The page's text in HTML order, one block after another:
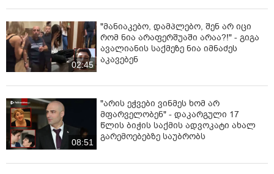
02:45
"მანიაკებო, დამპლებო, შენ არ იცი
რომ ნია არაფერშუაში არაა?!" - გიგა
ავალიანის საქმეზე ნია იმნაძეს
აკავებენ
08:51
"არის ეჭვები ვინმეს ხომ არ
მფარველობენ" - დაკარგული 17
წლის ბიჭის საქმის ადვოკატი ახალ
გარემოებებზე საუბრობს